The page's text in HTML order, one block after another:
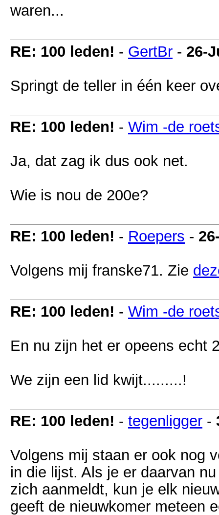
waren...
RE: 100 leden! - GertBr - 26-
Springt de teller in één keer
RE: 100 leden! - Wim -de
Ja, dat zag ik dus ook net.
Wie is nou de 200e?
RE: 100 leden! - Roepers -
Volgens mij franske71. Zie
RE: 100 leden! - Wim -de
En nu zijn het er opeens echt
We zijn een lid kwijt.........!
RE: 100 leden! - tegenligger -
Volgens mij staan er ook nog
in die lijst. Als je er daarvan
zich aanmeldt, kun je elk
geeft de nieuwkomer meteen